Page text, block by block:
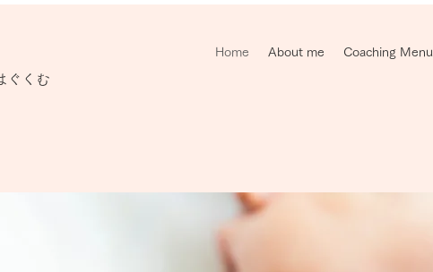
ぐくむ
Home About me Coaching Menu